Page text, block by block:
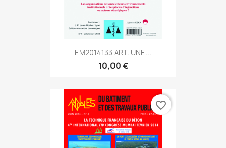
EM2014133 ART. UNE...
10,00 €
favorite_border